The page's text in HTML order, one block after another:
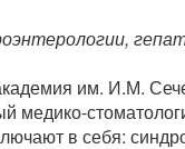
им. И.М.
медико-
в себя: